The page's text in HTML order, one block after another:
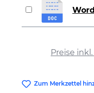
Preise
Word
Zum Merkzettel